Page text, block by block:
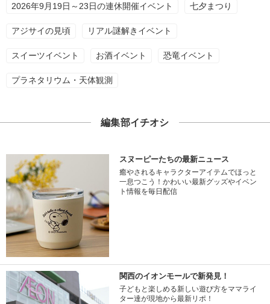
2026年9月19日～23日の連休開催イベント 七夕まつり
アジサイの見頃 リアル謎解きイベント
スイーツイベント お酒イベント 恐竜イベント
プラネタリウム・天体観測
編集部イチオシ
スヌーピーたちの最新ニュース
癒やされるキャラクターアイテムでほっと
一息つこう！かわいい最新グッズやイベン
ト情報を毎日配信
関西のイオンモールで新発見！
子どもと楽しめる新しい遊び方をママライ
ター達が現地から最新リポ！